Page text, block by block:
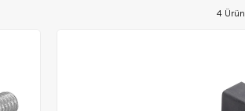
4 Ürün